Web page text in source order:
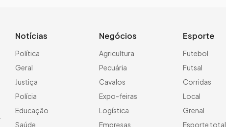
Notícias
Política
Geral
Justiça
Polícia
Educação
Saúde
Negócios
Agricultura
Pecuária
Cavalos
Expo-feiras
Logística
Empresas
Esporte
Futebol
Futsal
Corridas
Local
Grenal
Esporte total